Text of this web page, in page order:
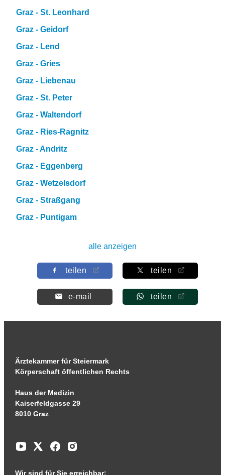
Graz - St. Leonhard
Graz - Geidorf
Graz - Lend
Graz - Gries
Graz - Liebenau
Graz - St. Peter
Graz - Waltendorf
Graz - Ries-Ragnitz
Graz - Andritz
Graz - Eggenberg
Graz - Wetzelsdorf
Graz - Straßgang
Graz - Puntigam
alle anzeigen
teilen teilen
e-mail teilen
Ärztekammer für Steiermark
Körperschaft öffentlichen Rechts
Haus der Medizin
Kaiserfeldgasse 29
8010 Graz
Wir sind für Sie erreichbar: